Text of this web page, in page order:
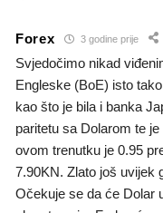
Forex 3 godine prije
Svjedočimo nikad
Engleske (BoE) isto
kao što je bila i banka
paritetu sa Dolarom te
ovom trenutku je 0.95
7.90KN. Zlato još uvijek
Očekuje se da će Dolar